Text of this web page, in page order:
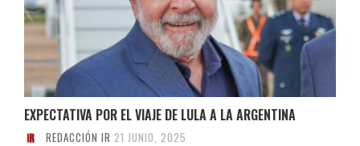
EXPECTATIVA POR EL VIAJE DE LULA A LA ARGENTINA
REDACCIÓN IR 21 JUNIO, 2025